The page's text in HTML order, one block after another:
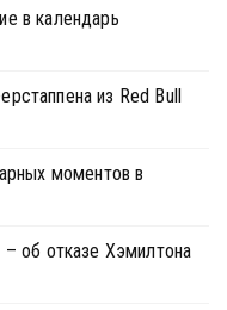
в календарь
из Red Bull
моментов в
– об отказе Хэмилтона